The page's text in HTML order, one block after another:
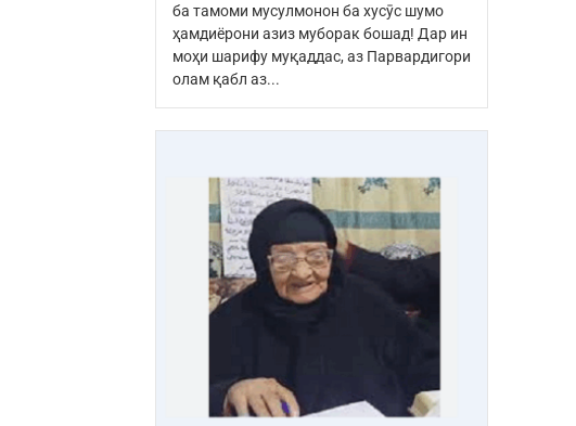
ба тамоми мусулмонон ба хусӯс шумо
ҳамдиёрони азиз муборак бошад! Дар ин
моҳи шарифу муқаддас, аз Парвардигори
олам қабл аз...